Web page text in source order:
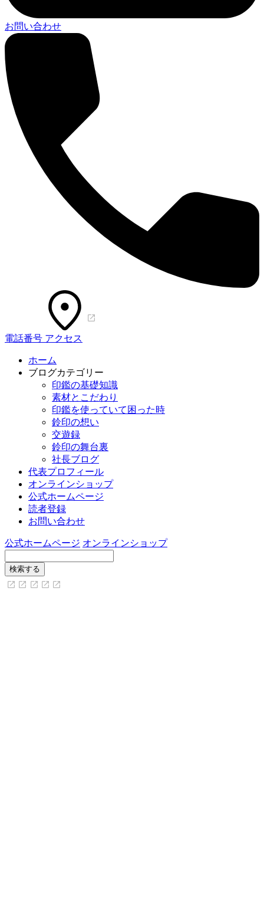
お問い合わせ
電話番号 アクセス
ホーム
ブログカテゴリー
印鑑の基礎知識
素材とこだわり
印鑑を使っていて困った時
鈴印の想い
交遊録
鈴印の舞台裏
社長ブログ
代表プロフィール
オンラインショップ
公式ホームページ
読者登録
お問い合わせ
公式ホームページ オンラインショップ